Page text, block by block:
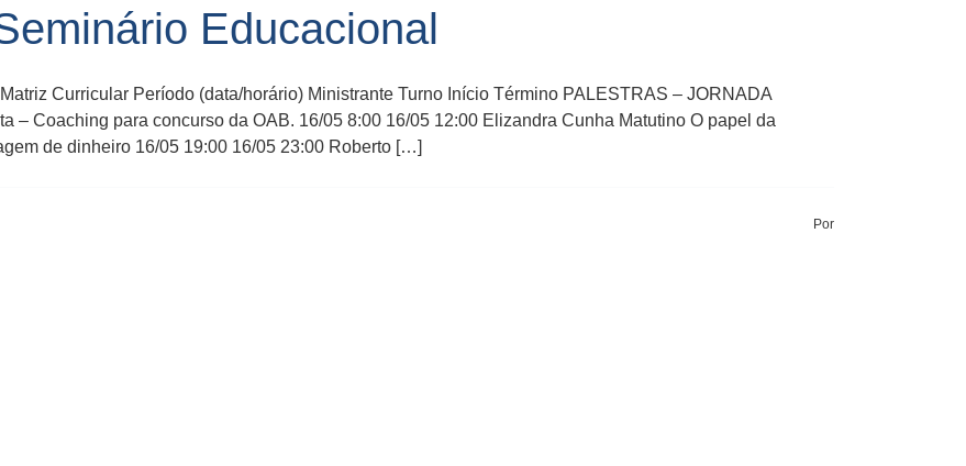
Educacional
Curricular Período (data/horário) Ministrante Turno Início Término PALESTRAS – JORNADA
– Coaching para concurso da OAB. 16/05 8:00 16/05 12:00 Elizandra Cunha Matutino O papel da
de dinheiro 16/05 19:00 16/05 23:00 Roberto […]
Por